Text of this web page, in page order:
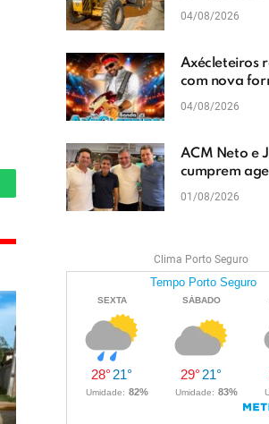
patrolamento
04/08/2026
Axécleteiros
com nova
promete
04/08/2026
ACM Neto e
cumprem
política em
01/08/2026
Clima Porto Seguro